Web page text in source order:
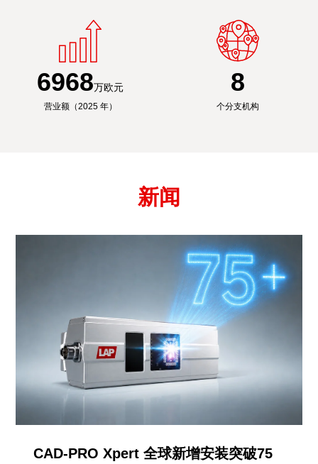
6991万欧元
营业额（2025 年）
8
个分支机构
新闻
CAD-PRO Xpert 全球新增安装突破75